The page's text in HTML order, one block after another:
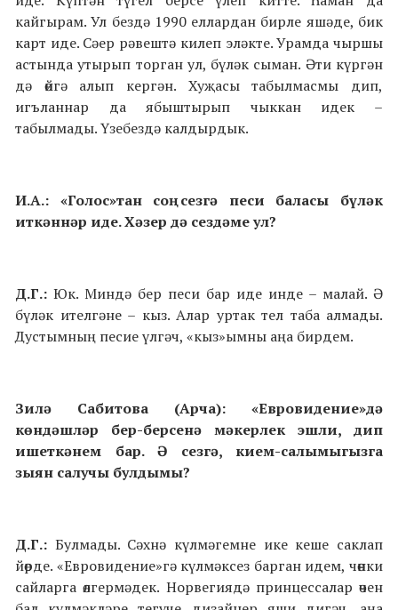
кайгырам. Ул бездә 1990 еллардан бирле яшәде, бик
карт иде. Сәер рәвештә килеп эләкте. Урамда чыршы
астында утырып торган ул, бүләк сыман. Әти күргән
дә өйгә алып кергән. Хуҗасы табылмасмы дип,
игъланнар да ябыштырып чыккан идек –
табылмады. Үзебездә калдырдык.
И.А.: «Голос»тан соң сезгә песи баласы бүләк
иткәннәр иде. Хәзер дә сездәме ул?
Д.Г.: Юк. Миндә бер песи бар иде инде – малай. Ә
бүләк ителгәне – кыз. Алар уртак тел таба алмады.
Дустымның песие үлгәч, «кыз»ымны аңа бирдем.
Зилә Сабитова (Арча): «Евровидение»дә
көндәшләр бер-берсенә мәкерлек эшли, дип
ишеткәнем бар. Ә сезгә, кием-салымыгызга
зыян салучы булдымы?
Д.Г.: Булмады. Сәхнә күлмәгемне ике кеше саклап
йөрде. «Евровидение»гә күлмәксез барган идем, чөнки
сайларга өлгермәдек. Норвегиядә принцессалар өчен